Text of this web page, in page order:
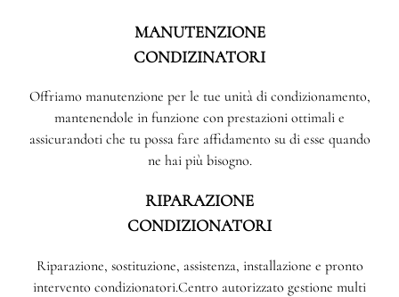
MANUTENZIONE
CONDIZINATORI
Offriamo manutenzione per le tue unità di condizionamento,
mantenendole in funzione con prestazioni ottimali e
assicurandoti che tu possa fare affidamento su di esse quando
ne hai più bisogno.
RIPARAZIONE
CONDIZIONATORI
Riparazione, sostituzione, assistenza, installazione e pronto
intervento condizionatori.Centro autorizzato gestione multi